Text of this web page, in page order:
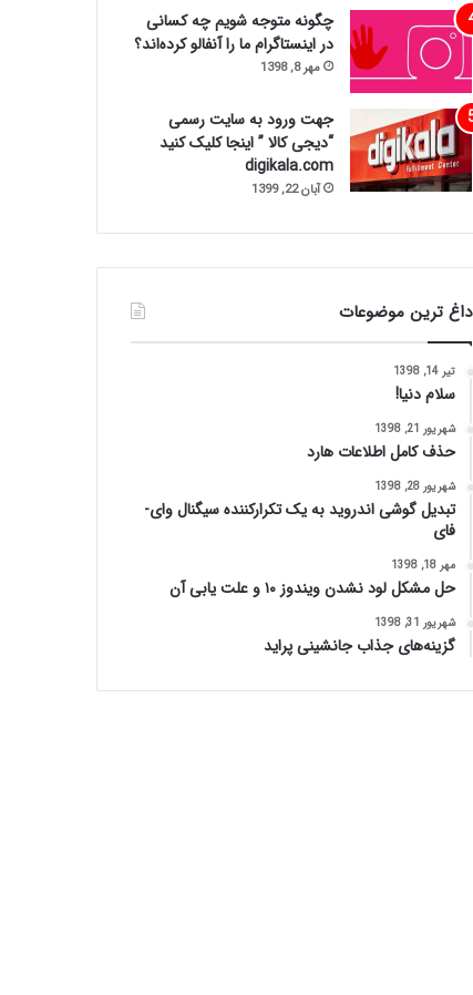
چگونه متوجه شویم چه کسانی
در اینستاگرام ما را آنفالو کرده‌اند؟
مهر 8, 1398
جهت ورود به سایت رسمی
“دیجی کالا ” اینجا کلیک کنید
digikala.com
آبان 22, 1399
داغ ترین موضوعات
تیر 14, 1398
سلام دنیا!
شهریور 21, 1398
حذف کامل اطلاعات هارد
شهریور 28, 1398
تبدیل گوشی اندروید به یک تکرارکننده سیگنال وای-
فای
مهر 18, 1398
حل مشکل لود نشدن ویندوز ۱۰ و علت یابی آن
شهریور 31, 1398
گزینه‌های جذاب جانشینی پراید